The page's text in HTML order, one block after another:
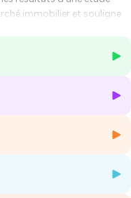
immobilier et souligne
malgré les obstacles
83% des Français ont un
les 6 mois. L'appétence est
t-il.